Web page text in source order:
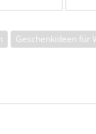
Geschenkideen für